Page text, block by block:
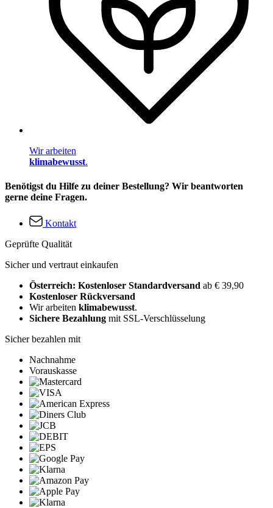
Wir arbeiten
klimabewusst.
Benötigst du Hilfe zu deiner Bestellung? Wir beantworten
gerne deine Fragen.
Kontakt
Geprüfte Qualität
Sicher und vertraut einkaufen
Österreich: Kostenloser Standardversand ab € 39,90
Kostenloser Rückversand
Wir arbeiten klimabewusst.
Sichere Bezahlung mit SSL-Verschlüsselung
Sicher bezahlen mit
Nachnahme
Vorauskasse